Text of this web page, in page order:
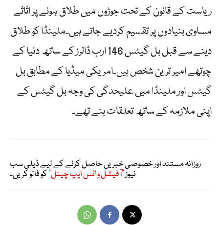
ریاست کے قانون کے تحت جوڑوں میں طلاق ہونے پر اثاثے
مساوی بنیادوں پر تقسیم کردیے جاتے ہیں۔ملینڈا کو طلاق
دینے سے قبل بل گیٹس 146 ارب ڈالرز کے ساتھ دنیا کے
چوتھے امیر ترین شخص ہیں۔امریکی میڈیا کے مطابق بل
گیٹس اور ملینڈا میں علیحدگی کی وجہ بل گیٹس کے
اپنی ملازمہ کے ساتھ تعلقات بنے تھے۔
روزانہ مستند اور خصوصی خبریں حاصل کرنے کے لیے ڈیلی سب
نیوز"آفیشل واٹس ایپ چینل"کو فالو کریں۔